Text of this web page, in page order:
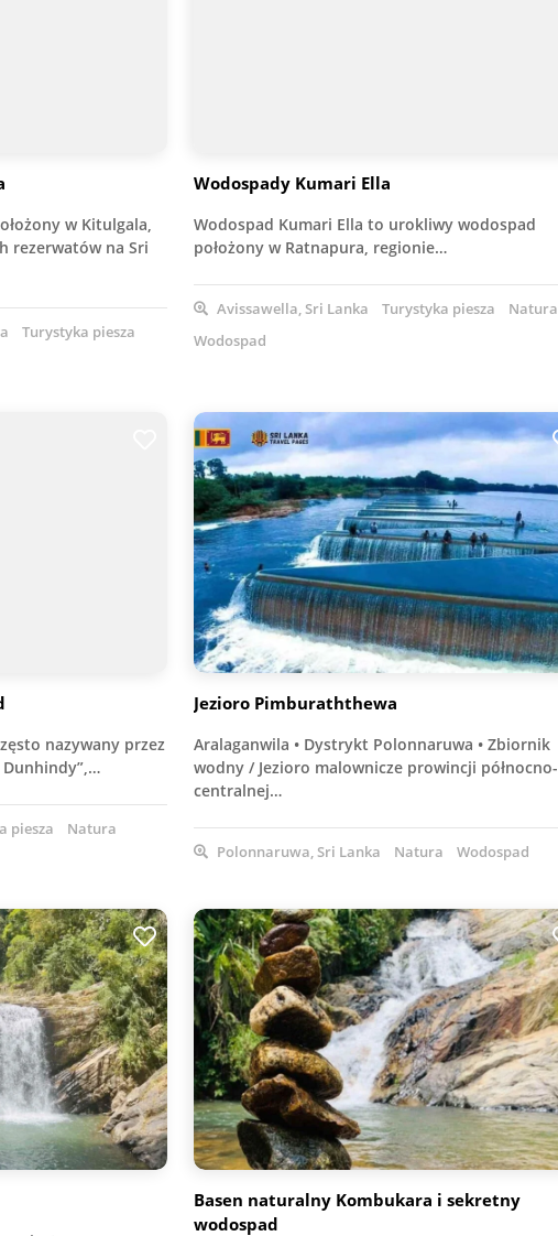
w Kitulgala,
rezerwatów na Sri
Turystyka piesza
Wodospady Kumari Ella
Wodospad Kumari Ella to urokliwy wodospad
położony w Ratnapura, regionie…
Avissawella, Sri Lanka Turystyka piesza
Natura
Wodospad
nazywany przez
piesza
Natura
Jezioro Pimburaththewa
Aralaganwila • Dystrykt Polonnaruwa • Zbiornik
wodny / Jezioro malownicze prowincji północno-
centralnej…
Polonnaruwa, Sri Lanka Natura Wodospad
Basen naturalny Kombukara i sekretny
wodospad